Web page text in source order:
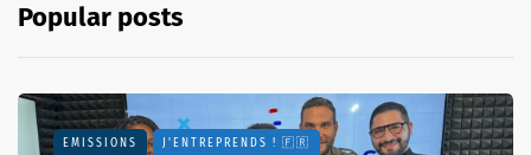
Popular posts
EMISSIONS J'ENTREPRENDS ! 🇫🇷